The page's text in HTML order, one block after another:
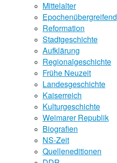
Mittelalter
Epochenübergreifend
Reformation
Stadtgeschichte
Aufklärung
Regionalgeschichte
Frühe Neuzeit
Landesgeschichte
Kaiserreich
Kulturgeschichte
Weimarer Republik
Biografien
NS-Zeit
Quelleneditionen